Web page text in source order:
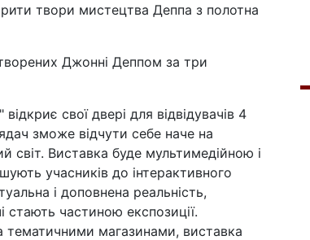
твори мистецтва Деппа з полотна
Джонні Деппом за три
свої двері для відвідувачів 4
зможе відчути себе наче на
світ. Виставка буде мультимедійною і
учасників до інтерактивного
і доповнена реальність,
стають частиною експозиції.
магазинами, виставка